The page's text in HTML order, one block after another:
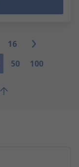
16
50 100